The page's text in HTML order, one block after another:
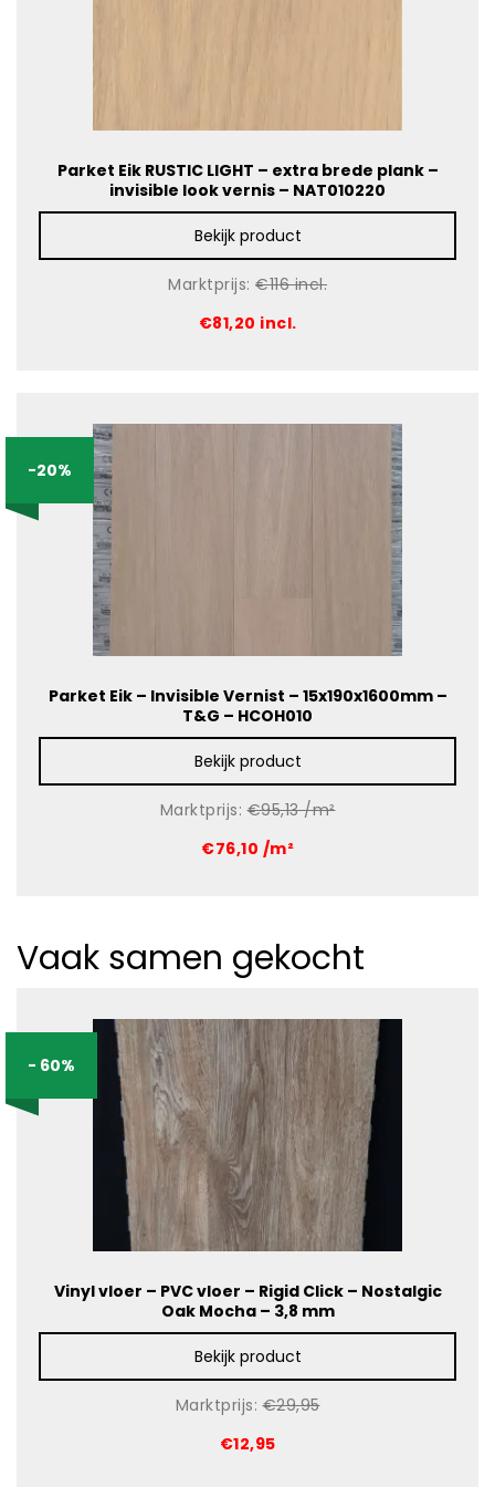
Parket Eik RUSTIC LIGHT – extra brede plank –
invisible look vernis – NAT010220
Bekijk product
Marktprijs: €116 incl.
€81,20 incl.
Parket Eik – Invisible Vernist – 15x190x1600mm –
T&G – HCOH010
Bekijk product
-20%
Marktprijs:€95,13 /m²
€76,10 /m²
Vaak samen gekocht
Vinyl vloer – PVC vloer – Rigid Click – Nostalgic
Oak Mocha – 3,8 mm
Bekijk product
- 60%
Marktprijs:€29,95
€12,95